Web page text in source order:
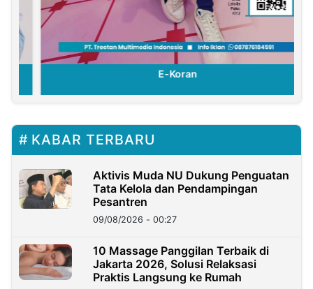
E-Koran
KABAR TERBARU
Aktivis Muda NU Dukung Penguatan
Tata Kelola dan Pendampingan
Pesantren
09/08/2026 - 00:27
10 Massage Panggilan Terbaik di
Jakarta 2026, Solusi Relaksasi
Praktis Langsung ke Rumah